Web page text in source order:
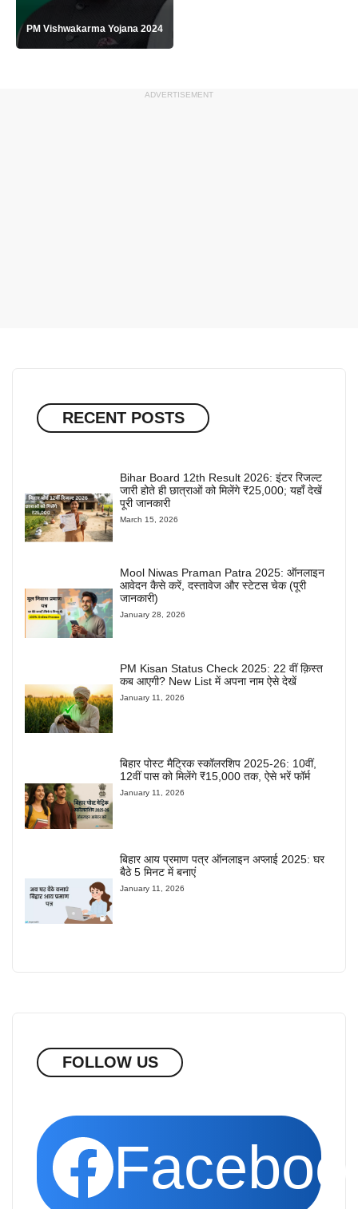
PM Vishwakarma Yojana 2024
ADVERTISEMENT
RECENT POSTS
Bihar Board 12th Result 2026: इंटर रिजल्ट
जारी होते ही छात्राओं को मिलेंगे ₹25,000; यहाँ देखें
पूरी जानकारी
March 15, 2026
Mool Niwas Praman Patra 2025: ऑनलाइन
आवेदन कैसे करें, दस्तावेज और स्टेटस चेक (पूरी
जानकारी)
January 28, 2026
PM Kisan Status Check 2025: 22 वीं क़िस्त
कब आएगी? New List में अपना नाम ऐसे देखें
January 11, 2026
बिहार पोस्ट मैट्रिक स्कॉलरशिप 2025-26: 10वीं,
12वीं पास को मिलेंगे ₹15,000 तक, ऐसे भरें फॉर्म
January 11, 2026
बिहार आय प्रमाण पत्र ऑनलाइन अप्लाई 2025: घर
बैठे 5 मिनट में बनाएं
January 11, 2026
FOLLOW US